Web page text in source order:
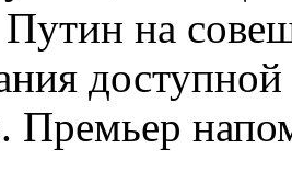
на
доступной
Премьер